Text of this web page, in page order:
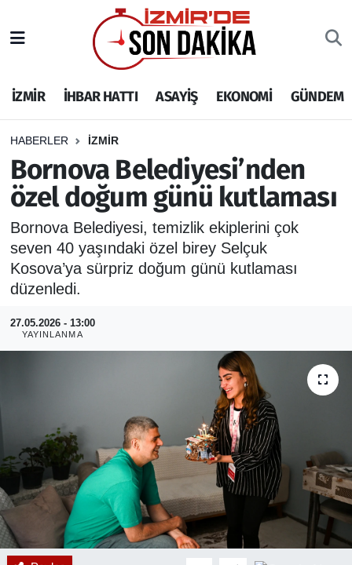
İZMİR İHBAR HATTI ASAYİŞ EKONOMİ GÜNDEM
HABERLER İZMİR
Bornova Belediyesi’nden
özel doğum günü kutlaması
Bornova Belediyesi, temizlik ekiplerini çok
seven 40 yaşındaki özel birey Selçuk
Kosova’ya sürpriz doğum günü kutlaması
düzenledi.
27.05.2026 - 13:00
YAYINLANMA
İHBAR HATTI
DEPREM
GENEL
EKONOMİ
SİYASET
SPOR
ASAYİŞ
İzmir Nöbetçi Eczaneler
İzmir Hava Durumu
İzmir Namaz Vakitleri
İzmir Trafik Yoğunluk Haritası
Puan Durumu ve Fikstür
Tüm Manşetler
Son Dakika Haberleri
Haber Arşivi